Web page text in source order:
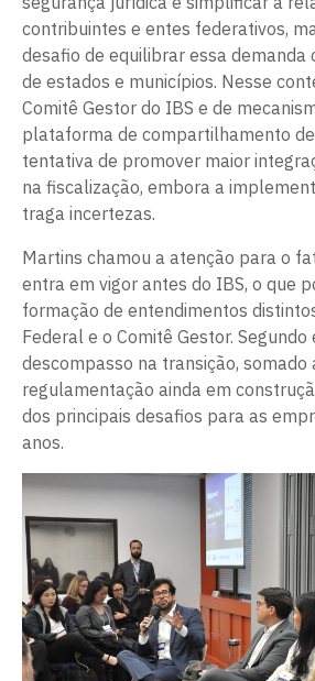
contribuintes e entes federativos,
desafio de equilibrar essa demanda
de estados e municípios. Nesse
Comitê Gestor do IBS e de
plataforma de compartilhamento
tentativa de promover maior
na fiscalização, embora a
traga incertezas.
Martins chamou a atenção para o
entra em vigor antes do IBS, o que
formação de entendimentos
Federal e o Comitê Gestor. Segundo
descompasso na transição, somado
regulamentação ainda em
dos principais desafios para as
anos.